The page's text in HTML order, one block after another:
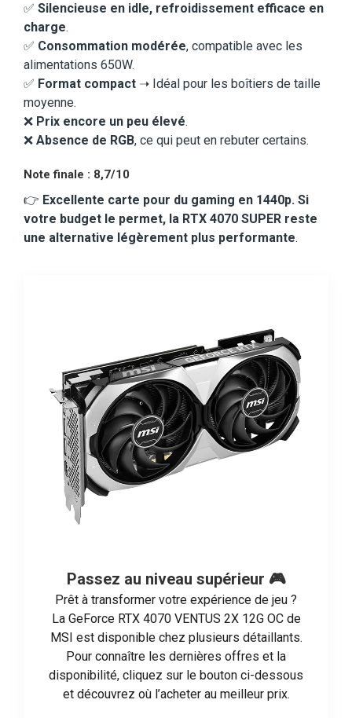
✅ Silencieuse en idle, refroidissement efficace en
charge.
✅ Consommation modérée, compatible avec les
alimentations 650W.
✅ Format compact ➝ Idéal pour les boîtiers de taille
moyenne.
❌ Prix encore un peu élevé.
❌ Absence de RGB, ce qui peut en rebuter certains.
Note finale : 8,7/10
👉 Excellente carte pour du gaming en 1440p. Si
votre budget le permet, la RTX 4070 SUPER reste
une alternative légèrement plus performante.
Passez au niveau supérieur 🎮
Prêt à transformer votre expérience de jeu ?
La GeForce RTX 4070 VENTUS 2X 12G OC de
MSI est disponible chez plusieurs détaillants.
Pour connaître les dernières offres et la
disponibilité, cliquez sur le bouton ci-dessous
et découvrez où l’acheter au meilleur prix.